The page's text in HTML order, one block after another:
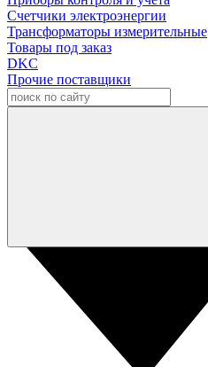
Счетчики электроэнергии
Трансформаторы измерительные
Товары под заказ
DKC
Прочие поставщики